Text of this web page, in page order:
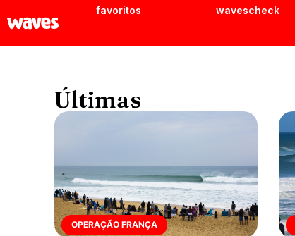
favoritos wavescheck
Últimas
OPERAÇÃO FRANÇA